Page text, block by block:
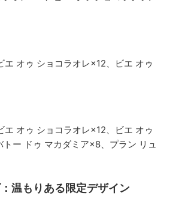
オゥ ショコラオレ×12、ビエ オゥ
オゥ ショコラオレ×12、ビエ オゥ
ー ドゥ マカダミア×8、プラン リュ
温もりある限定デザイン